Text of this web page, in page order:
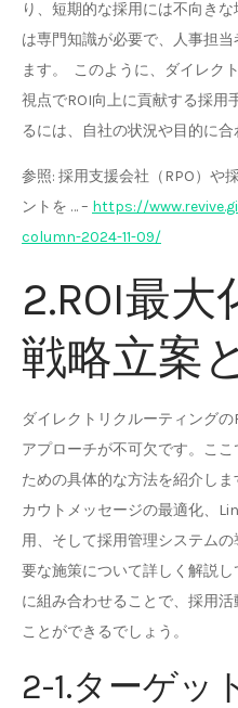
り、短期的な採用には不向き
は専門知識が必要で、人事担
ます。 このように、ダイレク
視点でROI向上に貢献する採用
るには、自社の状況や目的に合
参照: 採用支援会社（RPO）や
ントを … – https://
column-2024-11-09/
2.ROI最
戦略立案
ダイレクトリクルーティング
アプローチが不可欠です。こ
ための具体的な方法を紹介し
カウトメッセージの最適化、
用、そして採用管理システム
要な施策について詳しく解説
に組み合わせることで、採用
ことができるでしょう。
2-1.ターゲッ